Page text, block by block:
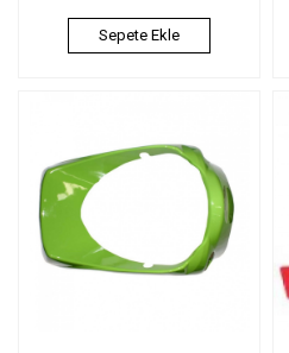
Sepete Ekle